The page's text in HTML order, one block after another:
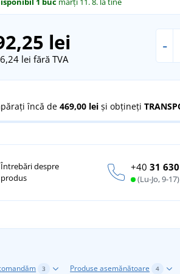
lei
lei fără TVA
-
încă de 469,00 lei și obțineți
Întrebări despre
produs
+40 31
(Lu-Jo, 9-17)
3 Produse asemănătoare 4